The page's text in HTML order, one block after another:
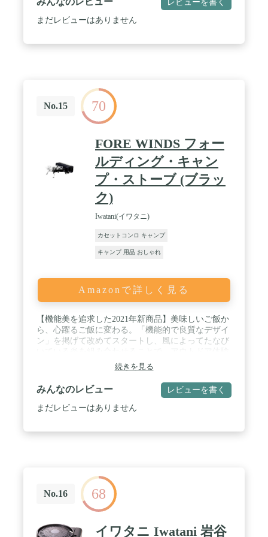
コンロも相応しいものを。アモルフォ プレミアムを
使うことで、内食のイメージを一新する豊かさや豪
ムで美しいデザインです。アモルフォ プレミアムに
相応しいさまざまな先進機能も搭載。連続スパーク
点火方式で寒い時期でも一発着火。点火つまみは弱
い力でも回し易くなっています。また、弱火の火力
ッチ機構」も搭載しています。 / カセットガスを使
用する器具は、時間とともに火力が低下する性質が
あります。これは使用によりボンベの温度が低下
し、ガスの気化が悪化してしまうからです。これを
補うため、バーナーの火力を利用してカセットガス
のガスの気化を安定化させる「ヒーパイプ式ボンベ
加温機構」搭載。最後までガスを使いきり、最後ま
で火力を落としません。 / アモルフォ プレミアムに
相応しい高い安全性！ 吹きこぼれや風で炎が消えて
で、ガス漏れを防ぎ、より快適に、より安全に食卓
カセットガスが過熱され、内部の圧力が異常上昇し
たときには、自動的にガスをはずして炎を消す「圧
力感知安全装置」や、着脱用のレバーを廃し、カセ
しています。 / 本体サイズ：355×310×86mm、重
量：2.2kg、カラー：シルバー、最大発熱量：2.9kW
(2,500kcal/h)、連続燃焼時間：約72分、マグネット
安全装置、ヒートパイプ加温機構、カセットガスは
別売です。≪材質≫本体：鋼鈑(アルミメッキ)、ト
ッププレート・ボンベカバー：ステンレス鋼、バー
ナー：アルミダイカスト+鋼鈑、器具栓ツマミ：
ABS樹脂
まだレビューはありません
No.15 70
FORE WINDS フォー
ルディング・キャン
プ・ストーブ (ブラッ
ク)
Iwatani(イワタニ)
カセットコンロ キャンプ
キャンプ 用品 おしゃれ
Amazonで詳しく見る
【機能美を追求した2021年新商品】美味しいご飯か
ら、心躍るご飯に変わる。「機能的で良質なデザイ
ン」を掲げて改めてスタートし、風によってたなび
による自然の魅力を体感出来る商品！ / 【収納時も
オシャレで便利】鏡面仕上げのステンレス加工が美
しい折りたたみ式のカセットコンロです。鏡面仕上
げのステンレスによる機能美を感じさせるデザイン
は、アウトドアはもちろん家での使用にもフィッ
手な方でも、身近なカセットガスを使用して手軽に
アウトドアクッキングを楽しめます。また、雨キャ
ンプで炭や焚火が使えない時、キャンプ撤収日の朝
にも、タープの下で火の粉が飛ぶ心配をせず、時短
＆安全に火を使った調理ができるのもうれしいポイ
ント！ / 【メーカー型番】FW-FS01-BK/SL［使用時
続きを見る
みんなのレビュー レビューを書く
まだレビューはありません
No.16 68
イワタニ Iwatani 岩谷